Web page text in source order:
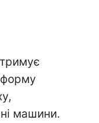
форму
машини.